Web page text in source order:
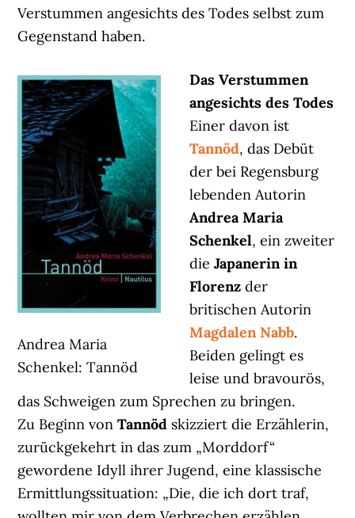
Verstummen angesichts des Todes selbst zum
Gegenstand haben.
Andrea Maria
Schenkel: Tannöd
Das Verstummen
angesichts des Todes
Einer davon ist
Tannöd, das Debüt
der bei Regensburg
lebenden Autorin
Andrea Maria
Schenkel, ein zweiter
dieJapanerin in
Florenz der
britischen Autorin
Magdalen Nabb.
Beiden gelingt es
leise und bravourös,
das Schweigen zum Sprechen zu bringen.
Zu Beginn vonTannöd skizziert die Erzählerin,
zurückgekehrt in das zum „Morddorf“
gewordene Idyll ihrer Jugend, eine klassische
Ermittlungssituation: „Die, die ich dort traf,